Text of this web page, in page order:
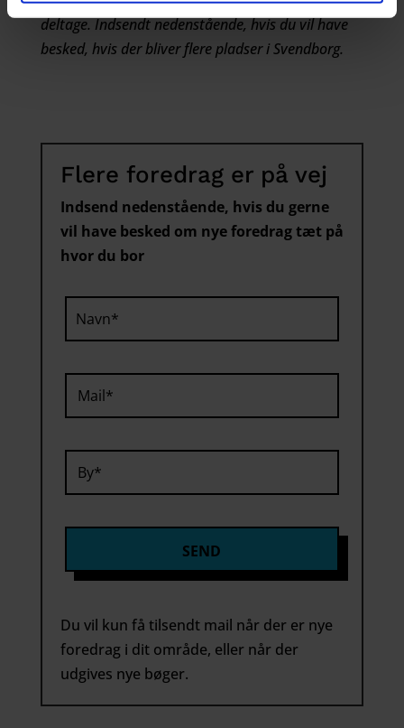
deltage. Indsendt nedenstående, hvis du vil have
besked, hvis der bliver flere pladser i Svendborg.
Flere foredrag er på vej
Indsend nedenstående, hvis du gerne
vil have besked om nye foredrag tæt på
hvor du bor
Du vil kun få tilsendt mail når der er nye
foredrag i dit område, eller når der
udgives nye bøger.